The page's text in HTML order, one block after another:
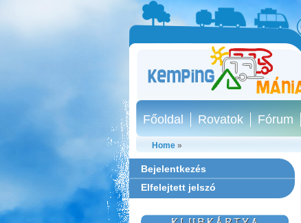
Főoldal Rovatok Fórum
Home»
Bejelentkezés
Elfelejtett jelszó